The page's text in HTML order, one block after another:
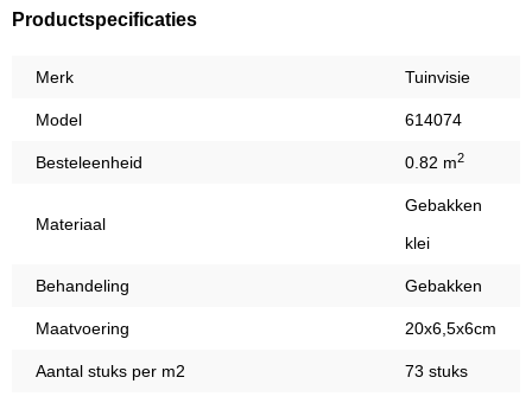
Productspecificaties
Merk Tuinvisie
Model 614074
Besteleenheid 0.82 m2
Materiaal
Gebakken
klei
Behandeling Gebakken
Maatvoering 20x6,5x6cm
Aantal stuks per m2 73 stuks